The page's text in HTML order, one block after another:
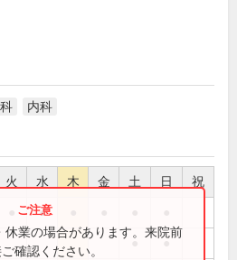
内科
火 水 木 金 土 日 祝
●
● ●
休業の場合があります。来院前
確認ください。